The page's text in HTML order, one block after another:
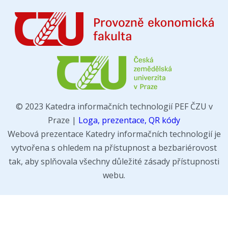
© 2023 Katedra informačních technologií PEF ČZU v
Praze | Loga, prezentace, QR kódy
Webová prezentace Katedry informačních technologií je
vytvořena s ohledem na přístupnost a bezbariérovost
tak, aby splňovala všechny důležité zásady přístupnosti
webu.